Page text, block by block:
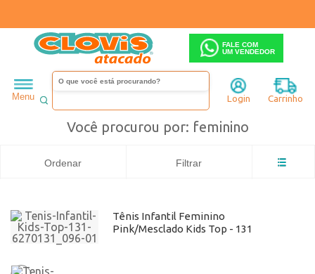
FALE COM
UM VENDEDOR
Menu Login Carrinho
Infantil Menino Tênis Busca: feminino x
Kids top
feminino
Você procurou por: feminino
Ordenar Filtrar
Tênis Infantil Feminino
Pink/Mesclado Kids Top - 131